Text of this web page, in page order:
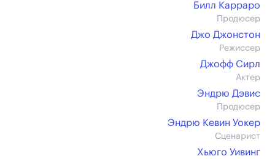
Билл Карраро
Продюсер
Джо Джонстон
Режиссер
Джофф Сирл
Актер
Эндрю Дэвис
Продюсер
Эндрю Кевин Уокер
Сценарист
Хьюго Уивинг